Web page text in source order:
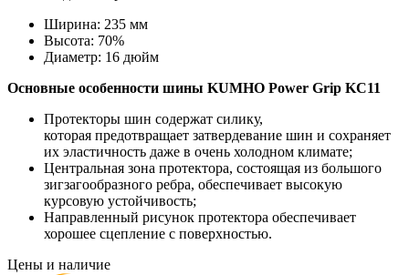
Ширина: 235 мм
Высота: 70%
Диаметр: 16 дюйм
Основные особенности шины KUMHO Power Grip KC11
Протекторы шин содержат силику,
которая предотвращает затвердевание шин и сохраняет
их эластичность даже в очень холодном климате;
Центральная зона протектора, состоящая из большого
зигзагообразного ребра, обеспечивает высокую
курсовую устойчивость;
Направленный рисунок протектора обеспечивает
хорошее сцепление с поверхностью.
Цены и наличие